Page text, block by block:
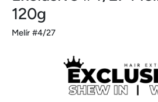
120g
Melír #4/27